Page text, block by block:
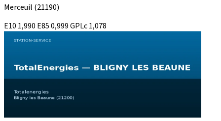
Merceuil (21190)
E10 1,990 E850,999GPLc1,078